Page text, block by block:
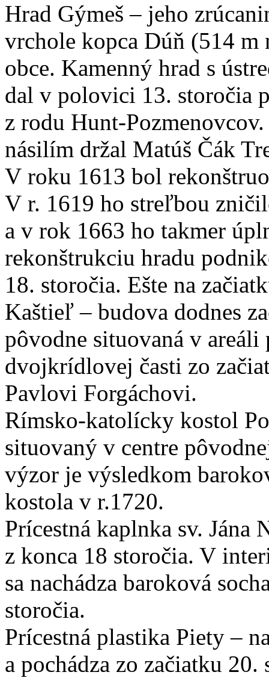
Hrad Gýmeš – jeho
vrchole kopca Dúň (514 m
obce. Kamenný hrad s
dal v polovici 13. storočia
z rodu Hunt-
násilím držal Matúš Čák
V roku 1613 bol
V r. 1619 ho streľbou
a v rok 1663 ho takmer
rekonštrukciu hradu
18. storočia. Ešte na
Kaštieľ – budova dodnes
pôvodne situovaná v
dvojkrídlovej časti zo
Pavlovi Forgáchovi.
Rímsko-katolícky kostol
situovaný v centre
výzor je výsledkom
kostola v r.1720.
Prícestná kaplnka sv. Jána
z konca 18 storočia. V
sa nachádza baroková
storočia.
Prícestná plastika Piety –
a pochádza zo začiatku 20.